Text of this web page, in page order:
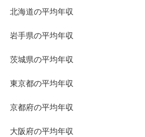
北海道の平均年収
岩手県の平均年収
茨城県の平均年収
東京都の平均年収
京都府の平均年収
大阪府の平均年収